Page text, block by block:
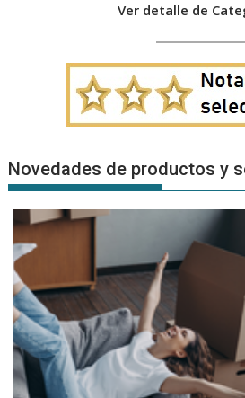
Ver detalle de
Novedades de productos y